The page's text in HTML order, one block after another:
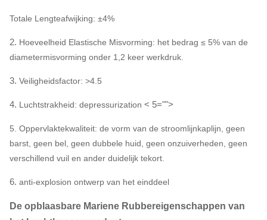
Totale Lengteafwijking: ±4%
2. Hoeveelheid Elastische Misvorming: het bedrag ≤ 5% van de
diametermisvorming onder 1,2 keer werkdruk.
3. Veiligheidsfactor: >4.5
4. Luchtstrakheid: depressurization < 5="">
5. Oppervlaktekwaliteit: de vorm van de stroomlijnkaplijn, geen
barst, geen bel, geen dubbele huid, geen onzuiverheden, geen
verschillend vuil en ander duidelijk tekort.
6. anti-explosion ontwerp van het einddeel
De opblaasbare Mariene Rubbereigenschappen van